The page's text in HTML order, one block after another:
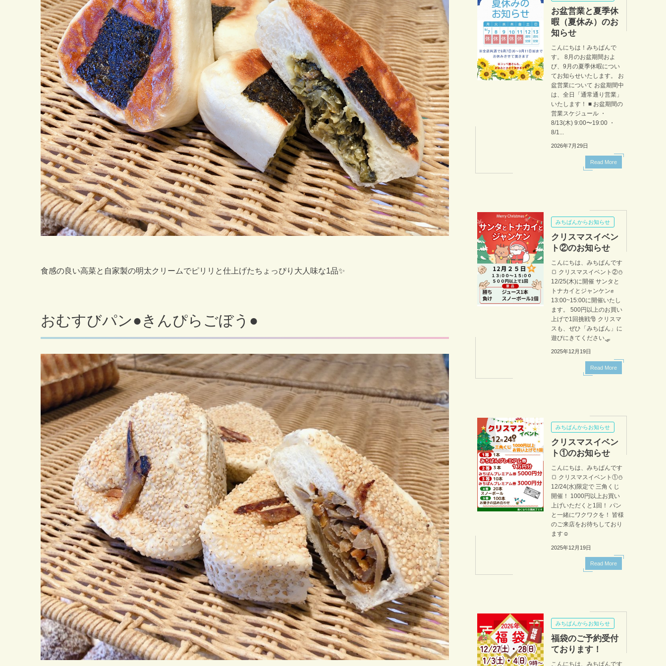
食感の良い高菜と自家製の明太クリームでピリリと仕上げたちょっぴり大人味な1品✨
おむすびパン●きんぴらごぼう●
お盆営業と夏季休
暇（夏休み）のお
知らせ
こんにちは！みちぱんで
す。 8月のお盆期間およ
び、9月の夏季休暇につい
てお知らせいたします。 お
盆営業について お盆期間中
は、全日「通常通り営業」
いたします！ ■ お盆期間の
営業スケジュール ・
8/13(木) 9:00〜19:00 ・
8/1...
2026年7月29日
Read More
みちぱんからお知らせ
クリスマスイベン
ト②のお知らせ
こんにちは、みちぱんです
🍞 クリスマスイベント②⛄
12/25(木)に開催 サンタと
トナカイとジャンケン✊
13:00~15:00に開催いたし
ます。 500円以上のお買い
上げで1回挑戦🎅 クリスマ
スも、ぜひ「みちぱん」に
遊びにきてください🛷
2025年12月19日
Read More
みちぱんからお知らせ
クリスマスイベン
ト①のお知らせ
こんにちは、みちぱんです
🍞 クリスマスイベント①⛄
12/24(水)限定で 三角くじ
開催！ 1000円以上お買い
上げいただくと1回！ パン
と一緒にワクワクを！ 皆様
のご来店をお待ちしており
ます☺️
2025年12月19日
Read More
みちぱんからお知らせ
福袋のご予約受付
ております！
こんにちは、みちぱんです